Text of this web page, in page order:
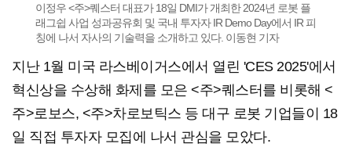
이정우 <주>퀘스터 대표가 18일 DMI가 개최한 2024년 로봇 플
래그쉽 사업 성과공유회 및 국내 투자자 IR Demo Day에서 IR 피
칭에 나서 자사의 기술력을 소개하고 있다. 이동현 기자
지난 1월 미국 라스베이거스에서 열린 'CES 2025'에서
혁신상을 수상해 화제를 모은 <주>퀘스터를 비롯해 <
주>로보스, <주>차로보틱스 등 대구 로봇 기업들이 18
일 직접 투자자 모집에 나서 관심을 모았다.